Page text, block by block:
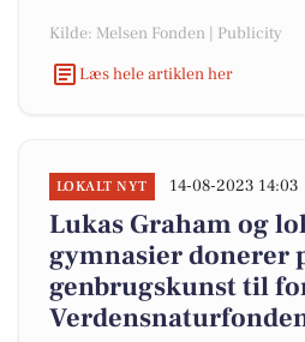
Kilde: Melsen Fonden | Publicity
Læs hele artiklen her
LOKALT NYT 14-08-2023 14:03
Lukas Graham og
gymnasier donerer
genbrugskunst til